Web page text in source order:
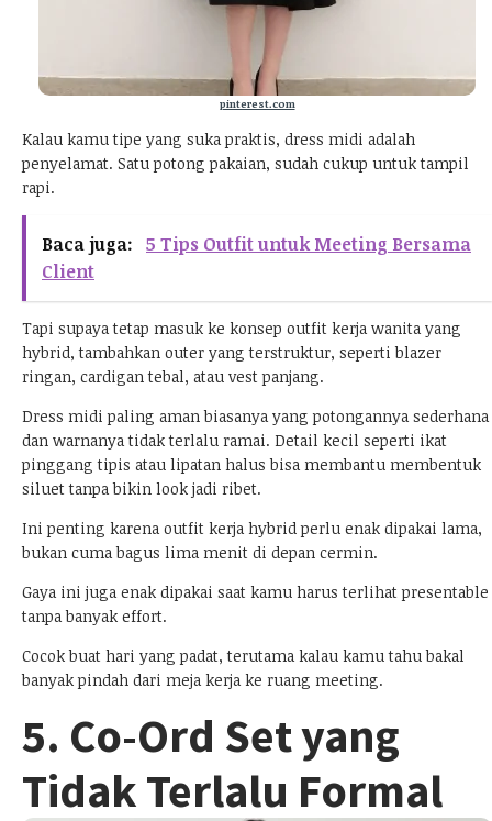
pinterest.com
Kalau kamu tipe yang suka praktis, dress midi adalah
penyelamat. Satu potong pakaian, sudah cukup untuk tampil
rapi.
Baca juga: 5 Tips Outfit untuk Meeting Bersama
Client
Tapi supaya tetap masuk ke konsep outfit kerja wanita yang
hybrid, tambahkan outer yang terstruktur, seperti blazer
ringan, cardigan tebal, atau vest panjang.
Dress midi paling aman biasanya yang potongannya sederhana
dan warnanya tidak terlalu ramai. Detail kecil seperti ikat
pinggang tipis atau lipatan halus bisa membantu membentuk
siluet tanpa bikin look jadi ribet.
Ini penting karena outfit kerja hybrid perlu enak dipakai lama,
bukan cuma bagus lima menit di depan cermin.
Gaya ini juga enak dipakai saat kamu harus terlihat presentable
tanpa banyak effort.
Cocok buat hari yang padat, terutama kalau kamu tahu bakal
banyak pindah dari meja kerja ke ruang meeting.
5. Co-Ord Set yang
Tidak Terlalu Formal